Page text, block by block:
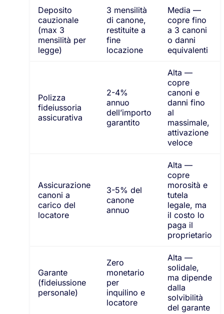
Deposito
cauzionale
(max 3
mensilità per
legge)
3 mensilità
di canone,
restituite a
fine
locazione
Media —
copre fino
a 3 canoni
o danni
equivalenti
Polizza
fideiussoria
assicurativa
2-4%
annuo
dell’importo
garantito
Alta —
copre
canoni e
danni fino
al
massimale,
attivazione
veloce
Assicurazione
canoni a
carico del
locatore
3-5% del
canone
annuo
Alta —
copre
morosità e
tutela
legale, ma
il costo lo
paga il
proprietario
Garante
(fideiussione
personale)
Zero
monetario
per
inquilino e
locatore
Alta —
solidale,
ma dipende
dalla
solvibilità
del garante